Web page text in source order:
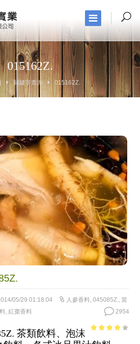
015162Z.
關鍵字查詢 015162Z.
05/29 01:18:04 人參香料, 045085Z., 當
, 紅棗香料 2954
茶類飲料、泡沫